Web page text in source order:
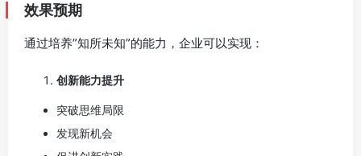
效果预期
通过培养”知所未知”的能力，企业可以实现：
创新能力提升
突破思维局限
发现新机会